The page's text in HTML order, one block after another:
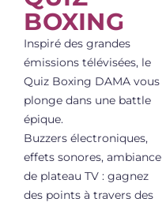
BOXING
Inspiré des grandes
émissions télévisées, le
Quiz Boxing DAMA vous
plonge dans une battle
épique.
Buzzers électroniques,
effets sonores, ambiance
de plateau TV : gagnez
des points à travers des